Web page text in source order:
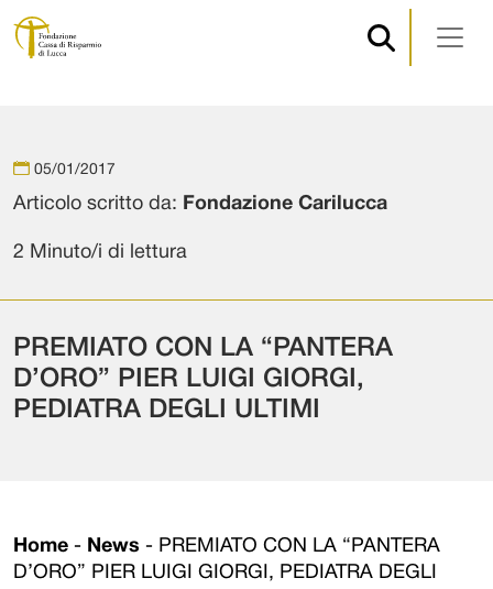
Navigazione principale
05/01/2017
Articolo scritto da: Fondazione Carilucca
2 Minuto/i di lettura
PREMIATO CON LA “PANTERA
D’ORO” PIER LUIGI GIORGI,
PEDIATRA DEGLI ULTIMI
Home - News - PREMIATO CON LA “PANTERA
D’ORO” PIER LUIGI GIORGI, PEDIATRA DEGLI